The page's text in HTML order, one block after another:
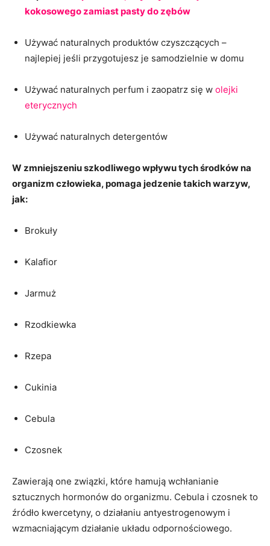
kokosowego zamiast pasty do zębów
Używać naturalnych produktów czyszczących –
najlepiej jeśli przygotujesz je samodzielnie w domu
Używać naturalnych perfum i zaopatrz się w olejki
eterycznych
Używać naturalnych detergentów
W zmniejszeniu szkodliwego wpływu tych środków na
organizm człowieka, pomaga jedzenie takich warzyw,
jak:
Brokuły
Kalafior
Jarmuż
Rzodkiewka
Rzepa
Cukinia
Cebula
Czosnek
Zawierają one związki, które hamują wchłanianie
sztucznych hormonów do organizmu. Cebula i czosnek to
źródło kwercetyny, o działaniu antyestrogenowym i
wzmacniającym działanie układu odpornościowego.